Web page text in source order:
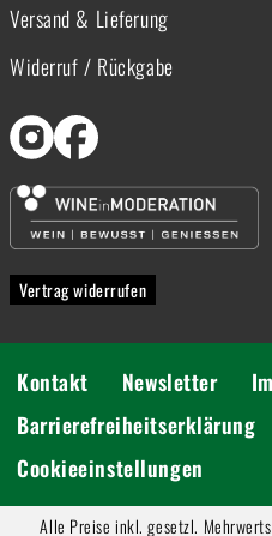
Versand & Lieferung
Widerruf / Rückgabe
Vertrag widerrufen
Kontakt Newsletter
Barrierefreiheitserklärung
Cookieeinstellungen
Alle Preise inkl. gesetzl.